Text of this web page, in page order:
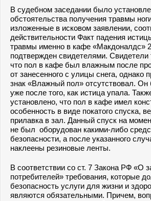
В судебном заседании было
обстоятельства получения травмы
изложенные в исковом заявлении,
действительности Факт падения
травмы именно в кафе «Макдоналдс»
подтвержден свидетелями. Свидетели
что пол в кафе был влажным после
от занесенного с улицы снега,
знак «Влажный пол» отсутствовал.
уже после того, как истица упала.
установлено, что пол в кафе имел
особенность в виде покатого спуска,
прилавка в зал. Данный спуск на
не был оборудован какими-либо
безопасности, а после указанного
наклеены резиновые ленты.
В соответствии со ст. 7 Закона РФ «О
потребителей» требования, которые
безопасность услуги для жизни и
являются обязательными. Причем,